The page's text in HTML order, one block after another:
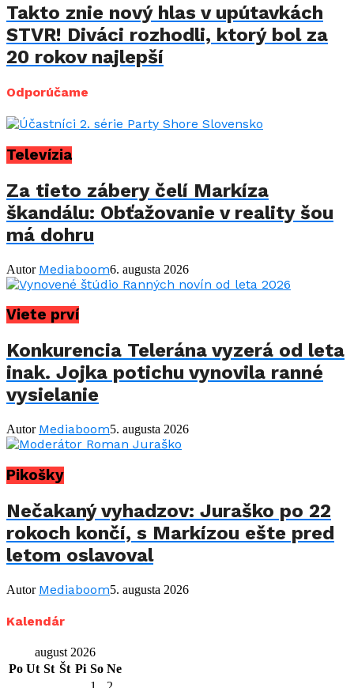
Takto znie nový hlas v upútavkách
STVR! Diváci rozhodli, ktorý bol za
20 rokov najlepší
Odporúčame
Televízia
Za tieto zábery čelí Markíza
škandálu: Obťažovanie v reality šou
má dohru
Autor Mediaboom6. augusta 2026
Viete prví
Konkurencia Telerána vyzerá od leta
inak. Jojka potichu vynovila ranné
vysielanie
Autor Mediaboom5. augusta 2026
Pikošky
Nečakaný vyhadzov: Juraško po 22
rokoch končí, s Markízou ešte pred
letom oslavoval
Autor Mediaboom5. augusta 2026
Kalendár
august 2026
Po Ut St Št Pi So Ne